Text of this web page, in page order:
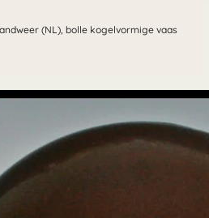
(NL), bolle kogelvormige vaas